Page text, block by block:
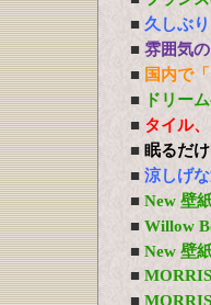
■ 久しぶ
■ 雰囲気
■ 国内で
■
ドリー
■ タイル
■ 眠るだ
■ 涼しげ
■ New 壁
■ Willow
■ New 壁
■
■